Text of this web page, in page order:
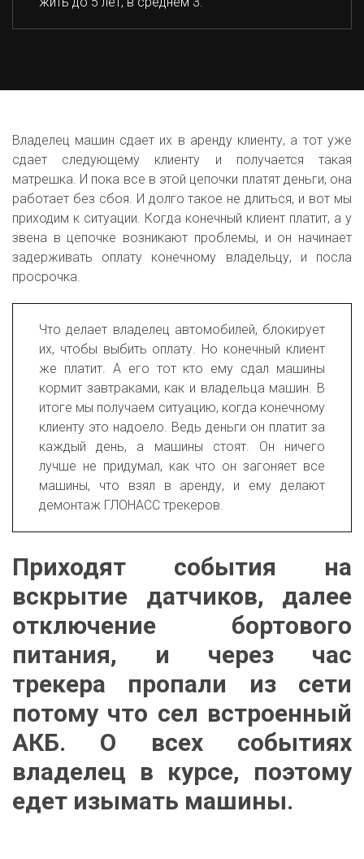
Владелец машин сдает их в аренду клиенту, а тот уже
сдает следующему клиенту и получается такая
матрешка. И пока все в этой цепочки платят деньги, она
работает без сбоя. И долго такое не длиться, и вот мы
приходим к ситуации. Когда конечный клиент платит, а у
звена в цепочке возникают проблемы, и он начинает
задерживать оплату конечному владельцу, и посла
просрочка.
Что делает владелец автомобилей, блокирует
их, чтобы выбить оплату. Но конечный клиент
же платит. А его тот кто ему сдал машины
кормит завтраками, как и владельца машин. В
итоге мы получаем ситуацию, когда конечному
клиенту это надоело. Ведь деньги он платит за
каждый день, а машины стоят. Он ничего
лучше не придумал, как что он загоняет все
машины, что взял в аренду, и ему делают
демонтаж ГЛОНАСС трекеров.
Приходят события на
вскрытие датчиков, далее
отключение бортового
питания, и через час
трекера пропали из сети
потому что сел встроенный
АКБ. О всех событиях
владелец в курсе, поэтому
едет изымать машины.